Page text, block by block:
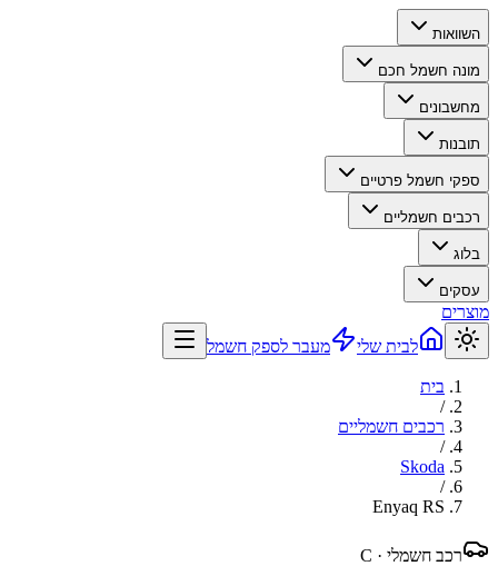
השוואות
מונה חשמל חכם
מחשבונים
תובנות
ספקי חשמל פרטיים
רכבים חשמליים
בלוג
עסקים
מוצרים
לבית שלי
מעבר לספק חשמל
בית
/
רכבים חשמליים
/
Skoda
/
Enyaq RS
רכב חשמלי · C